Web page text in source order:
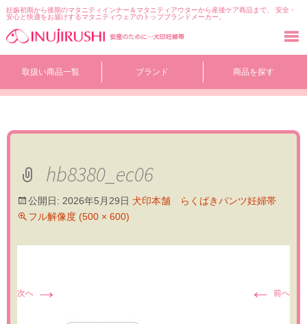
妊娠初期から後期のマタニティインナー＆マタニティアウターから産後ケア商品まで、 安全・
安心と快適をお届けするマタニティウェアのトップブランドメーカー。
テ
取扱い商品一覧 ブランド 商品を探す
hb8380_ec06
公開日: 2026年5月29日 犬印本舗 らくばきパンツ妊婦帯
フル解像度 (500 × 600)
← 前へ
次へ →